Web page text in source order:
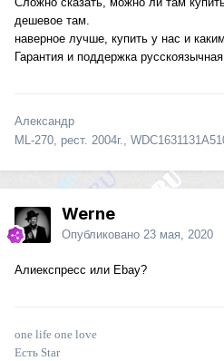
дешевое там.
наверное лучше, купить у нас и
Гарантия и поддержка
Александр
ML-270, рест. 2004г.,
Werne
Опубликовано 23 мая, 2020
Алиекспресс или Ebay?
one life one love
Есть Star